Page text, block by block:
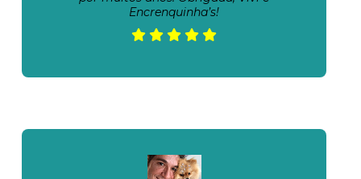
Encrenquinha’s!